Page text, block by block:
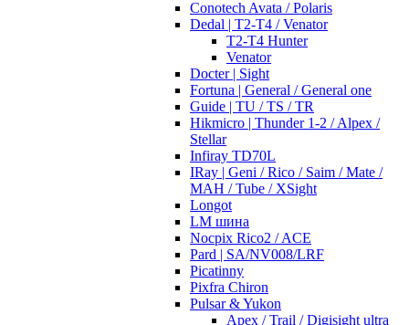
Conotech Avata / Polaris
Dedal | T2-T4 / Venator
T2-T4 Hunter
Venator
Docter | Sight
Fortuna | General / General one
Guide | TU / TS / TR
Hikmicro | Thunder 1-2 / Alpex /
Stellar
Infiray TD70L
IRay | Geni / Rico / Saim / Mate /
MAH / Tube / XSight
Longot
LM шина
Nocpix Rico2 / ACE
Pard | SA/NV008/LRF
Picatinny
Pixfra Chiron
Pulsar & Yukon
Apex / Trail / Digisight ultra